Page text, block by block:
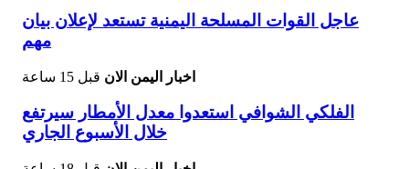
عاجل القوات المسلحة اليمنية تستعد لإعلان بيان
مهم
اخبار اليمن الان قبل 15 ساعة
الفلكي الشوافي استعدوا معدل الأمطار سيرتفع
خلال الأسبوع الجاري